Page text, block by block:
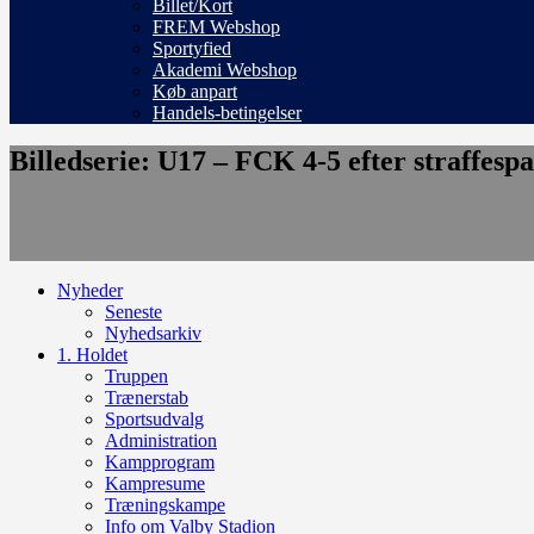
Billet/Kort
FREM Webshop
Sportyfied
Akademi Webshop
Køb anpart
Handels-betingelser
Billedserie: U17 – FCK 4-5 efter
Nyheder
Seneste
Nyhedsarkiv
1. Holdet
Truppen
Trænerstab
Sportsudvalg
Administration
Kampprogram
Kampresume
Træningskampe
Info om Valby Stadion